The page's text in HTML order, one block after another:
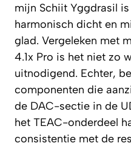
mijn Schiit Yggdrasil
harmonisch dicht en
glad. Vergeleken met
4.1x Pro is het niet zo
uitnodigend. Echter,
componenten die
de DAC-sectie in de
het TEAC-onderdeel
consistentie met de